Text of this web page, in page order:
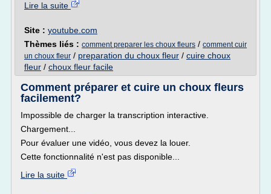
Lire la suite
Site : youtube.com
Thèmes liés : comment preparer les choux fleurs / comment cuir
un choux fleur / preparation du choux fleur / cuire choux
fleur / choux fleur facile
Comment préparer et cuire un choux fleurs
facilement?
Impossible de charger la transcription interactive.
Chargement...
Pour évaluer une vidéo, vous devez la louer.
Cette fonctionnalité n'est pas disponible...
Lire la suite